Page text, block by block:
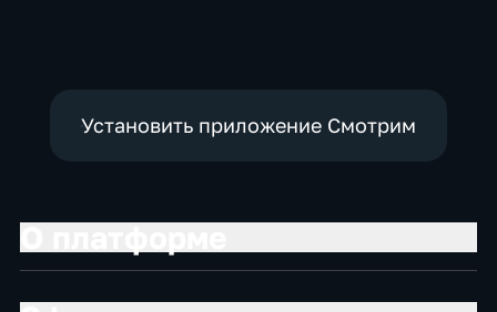
Установить приложение Смотрим